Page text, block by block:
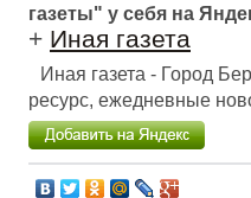
газеты" у себя на
+ Иная газета
Иная газета - Город
ресурс, ежедневные